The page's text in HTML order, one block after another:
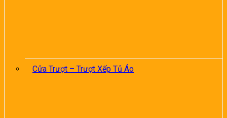
Cửa Trượt – Trượt Xếp Tủ Áo